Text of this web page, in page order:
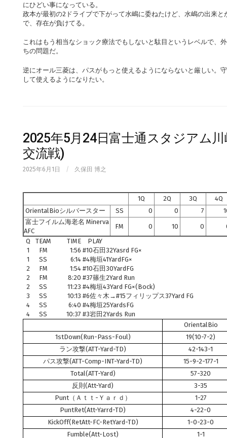
にひどい事になっている。
政本が最初の2ドライブで下がって水嶋に委ねたけど、水嶋の出来
で、存在が負けてる。
これはもう相当なショック療法でもしないと駄目というレベルで、
ちの問題だ。
逆にオール三菱は、パスがもっと使えるようにならないと厳しい。
して使えるようになりたい。
2025年5月24日富士通スタジアム
交流戦)
2025年6月1日 / 久保田 博之
1Q 2Q 3Q
4Q
OrientalBioシルバースター
SS 0 0 7
富士フイルム海老名 Minerva
AFC
FM 0 10 0
Q
TEAM TIME PLAY
1
FM 1:56 #10石田32Yasrd FG×
1
SS 6:14 #4梅垣41YardFG×
2
FM 1:54 #10石田30YardFG
2
FM 8:20 #37篠生2Yard Run
2
SS 11:23 #4梅垣43Yard FG×(Bock)
3
SS 10:13 #6佐々木→#15フィリップス37Yard FG
4
SS 6:40 #4梅垣25YardsFG
4
SS 10:37 #3岩田2Yards Run
OrientalBio
1stDown(Run-Pass-Foul)
19(10-7-2)
ラン攻撃(ATT-Yard-TD)
42-143-1
パス攻撃(ATT-Comp-INT-Yard-TD)
15-9-2-177-1
Total(ATT-Yard)
57-320
反則(Att-Yard)
3-35
Punt（Ａｔｔ-Ｙａｒｄ）
1-27
PuntRet(Att-Yarrd-TD)
4-22-0
KickOff(RetAtt-FC-RetYard-TD)
1-0-23-0
Fumble(Att-Lost)
1-1